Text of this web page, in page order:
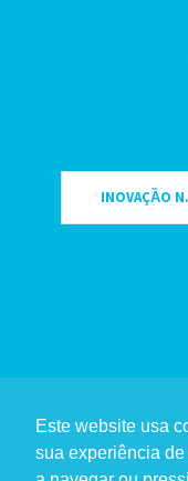
Este website usa
sua experiência
INOVAÇȀO